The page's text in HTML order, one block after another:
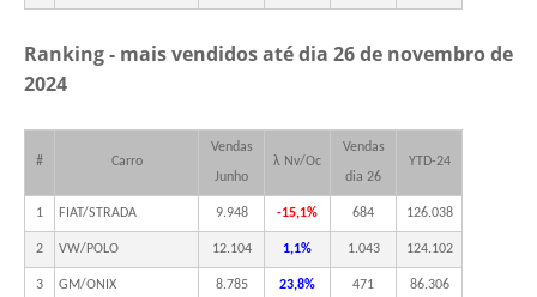
Ranking - mais vendidos até dia 26 de novembro de
2024
# Carro
Vendas
Junho
λ Nv/Oc
Vendas
dia 26
YTD-24
1 FIAT/STRADA 9.948 -15,1% 684 126.038
2 VW/POLO 12.104 1,1% 1.043 124.102
3 GM/ONIX 8.785 23,8% 471 86.306